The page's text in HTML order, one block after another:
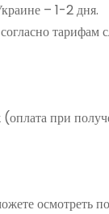
– 1-2 дня.
тарифам
при
осмотреть